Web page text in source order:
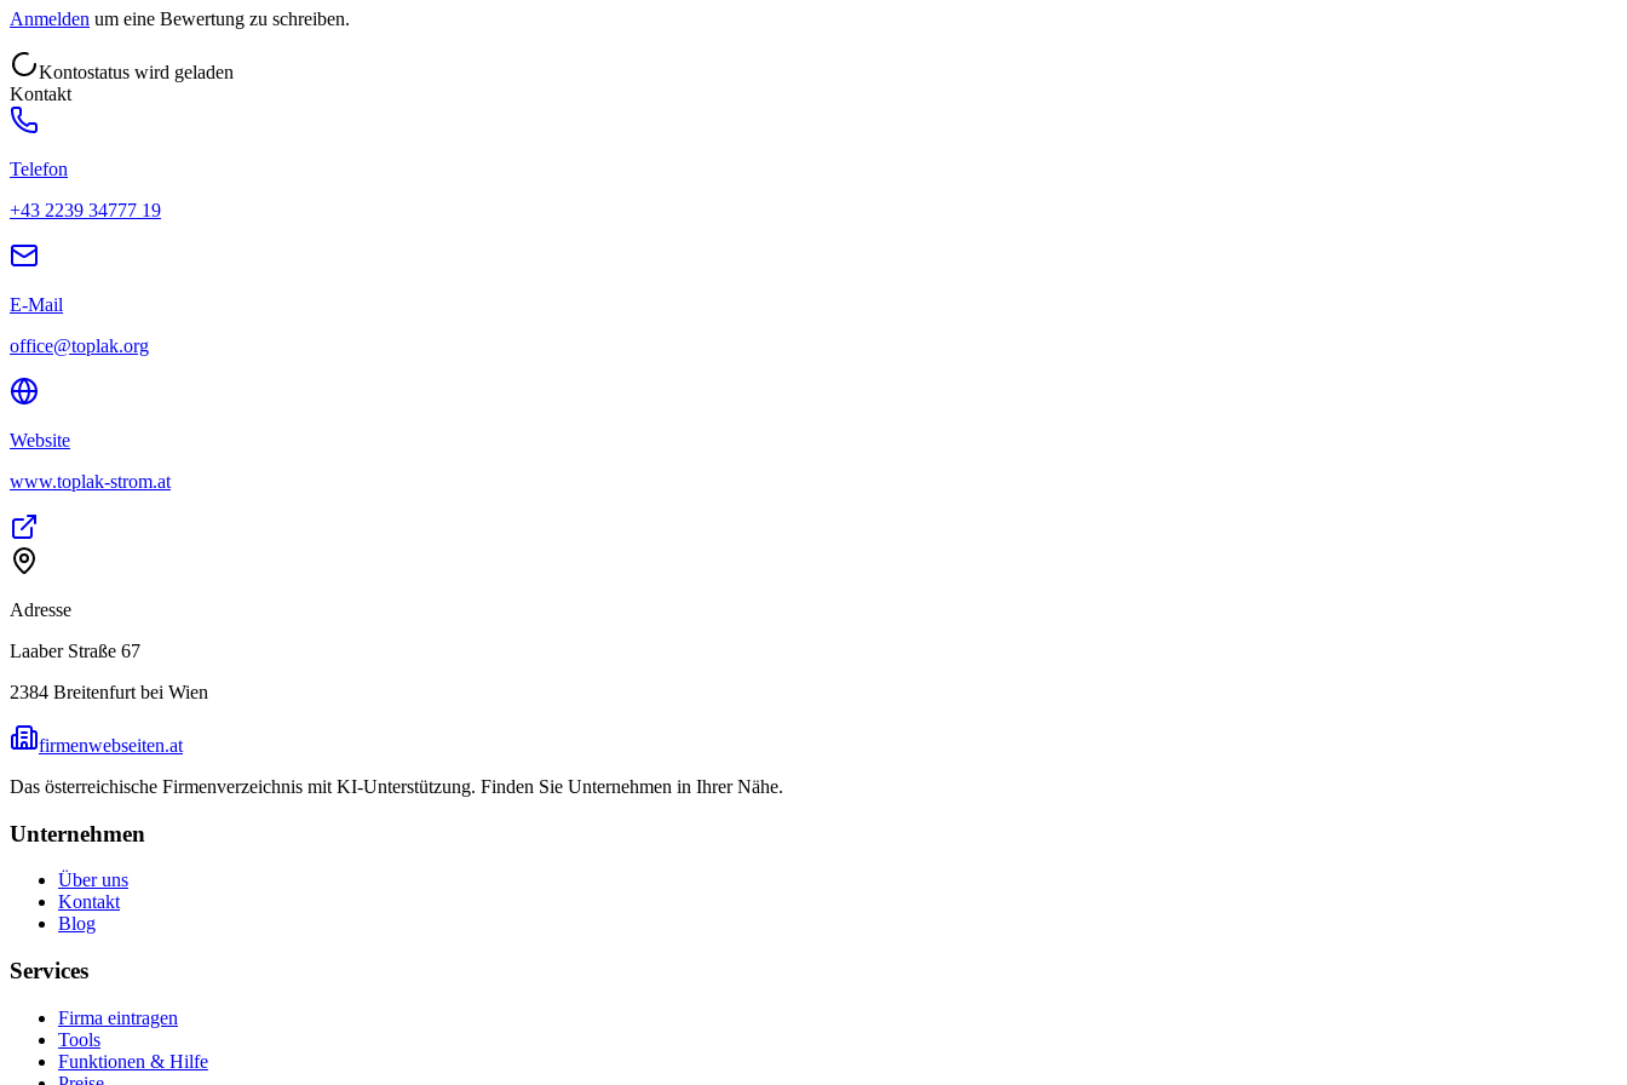
Anmelden um eine Bewertung zu schreiben.
Kontostatus wird geladen
Kontakt
Telefon
+43 2239 34777 19
E-Mail
office@toplak.org
Website
www.toplak-strom.at
Adresse
Laaber Straße 67
2384 Breitenfurt bei Wien
firmenwebseiten.at
Das österreichische Firmenverzeichnis mit KI-Unterstützung. Finden Sie Unternehmen in Ihrer Nähe.
Unternehmen
Über uns
Kontakt
Blog
Services
Firma eintragen
Tools
Funktionen & Hilfe